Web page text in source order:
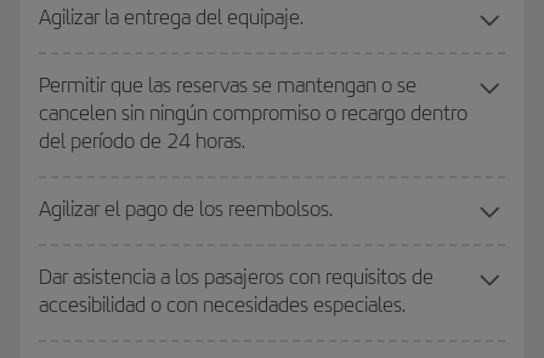
Agilizar la entrega del equipaje.
Permitir que las reservas se mantengan o se
cancelen sin ningún compromiso o recargo dentro
del período de 24 horas.
Agilizar el pago de los reembolsos.
Dar asistencia a los pasajeros con requisitos de
accesibilidad o con necesidades especiales.